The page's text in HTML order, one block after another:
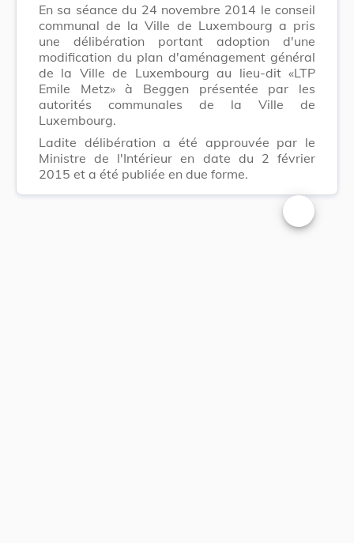
En sa séance du 24 novembre 2014 le conseil
communal de la Ville de Luxembourg a pris
une délibération portant adoption d'une
modification du plan d'aménagement général
de la Ville de Luxembourg au lieu-dit «LTP
Emile Metz» à Beggen présentée par les
autorités communales de la Ville de
Luxembourg.
Ladite délibération a été approuvée par le
Ministre de l'Intérieur en date du 2 février
2015 et a été publiée en due forme.
Changer la